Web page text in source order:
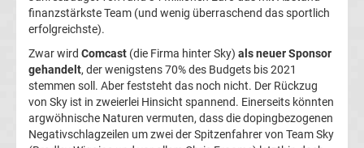
Europa
League
Tabelle
finanzstärkste Team (und wenig überraschend das sportlich
erfolgreichste).
Zwar wird Comcast (die Firma hinter Sky) als neuer Sponsor
gehandelt, der wenigstens 70% des Budgets bis 2021
stemmen soll. Aber feststeht das noch nicht. Der Rückzug
von Sky ist in zweierlei Hinsicht spannend. Einerseits könnten
argwöhnische Naturen vermuten, dass die dopingbezogenen
Negativschlagzeilen um zwei der Spitzenfahrer von Team Sky